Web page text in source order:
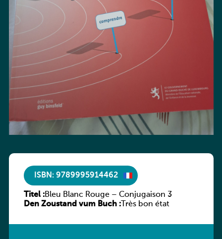
ISBN: 9789995914462
Titel :Bleu Blanc Rouge – Conjugaison 3
Den Zoustand vum Buch :Très bon état